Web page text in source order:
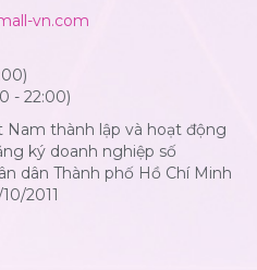
vn.com
- 22:00)
Nam thành lập và hoạt động
ký doanh nghiệp số
dân Thành phố Hồ Chí Minh
2011